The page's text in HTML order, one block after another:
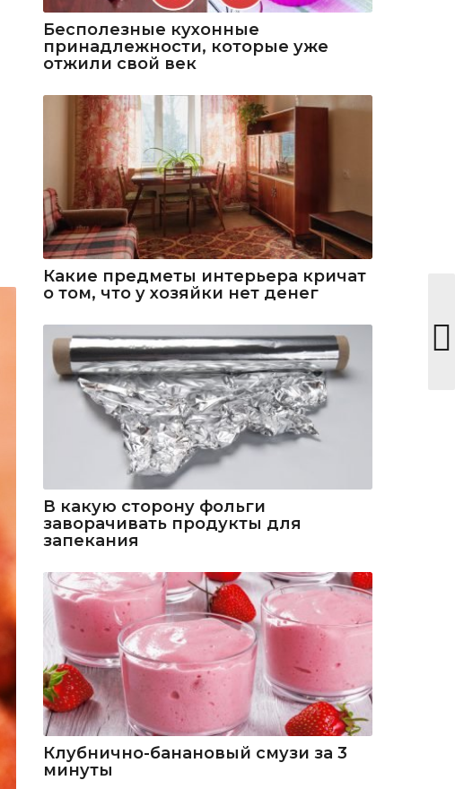
Бесполезные кухонные
принадлежности, которые уже
отжили свой век
Какие предметы интерьера кричат
о том, что у хозяйки нет денег
В какую сторону фольги
заворачивать продукты для
запекания
Клубнично-банановый смузи за 3
минуты